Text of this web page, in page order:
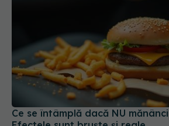
Ce se întâmplă dacă NU
Efectele sunt bruște și reale
16 iun 2025, 20:08